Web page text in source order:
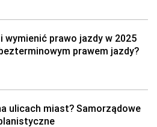
wymienić prawo jazdy w 2025
prawem jazdy?
ulicach miast? Samorządowe